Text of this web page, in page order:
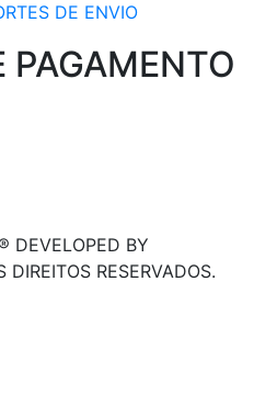
DE ENVIO
PAGAMENTO
DEVELOPED BY
RESERVADOS.